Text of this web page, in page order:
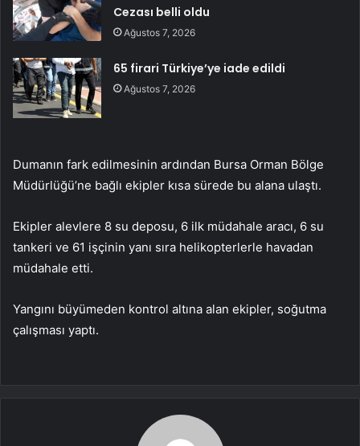
Cezası belli oldu
Ağustos 7, 2026
65 firari Türkiye’ye iade edildi
Ağustos 7, 2026
Dumanın fark edilmesinin ardından Bursa Orman Bölge
Müdürlüğü’ne bağlı ekipler kısa sürede bu alana ulaştı.
Ekipler alevlere 8 su deposu, 6 ilk müdahale aracı, 6 su
tankeri ve 61 işçinin yanı sıra helikopterlerle havadan
müdahale etti.
Yangını büyümeden kontrol altına alan ekipler, soğutma
çalışması yaptı.